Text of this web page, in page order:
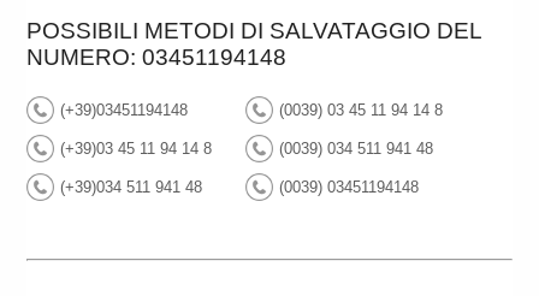
POSSIBILI METODI DI SALVATAGGIO DEL
NUMERO: 03451194148
(+39)03451194148 (0039) 03 45 11 94 14 8
(+39)03 45 11 94 14 8 (0039) 034 511 941 48
(+39)034 511 941 48 (0039) 03451194148